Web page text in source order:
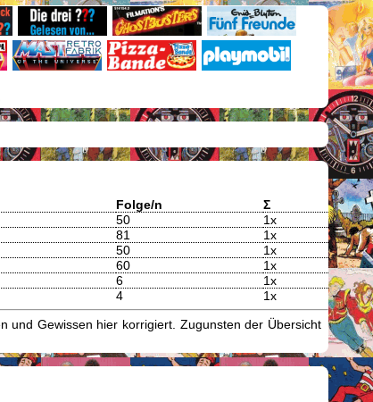
Folge/n
Σ
50
1x
81
1x
50
1x
60
1x
6
1x
4 1x
und Gewissen hier korrigiert. Zugunsten der Übersicht